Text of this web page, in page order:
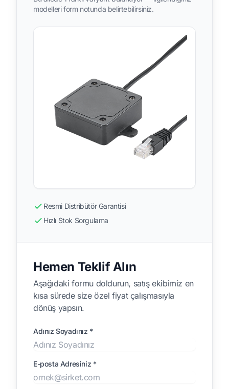
modelleri form notunda belirtebilirsiniz.
Resmi Distribütör Garantisi
Hızlı Stok Sorgulama
Hemen Teklif Alın
Aşağıdaki formu doldurun, satış ekibimiz en
kısa sürede size özel fiyat çalışmasıyla
dönüş yapsın.
Adınız Soyadınız *
E-posta Adresiniz *